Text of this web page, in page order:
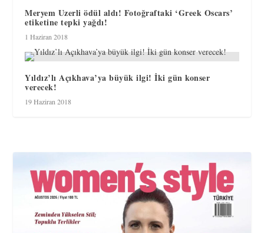
Meryem Uzerli ödül aldı! Fotoğraftaki ‘Greek Oscars’
etiketine tepki yağdı!
1 Haziran 2018
Yıldız’lı Açıkhava’ya büyük ilgi! İki gün konser
verecek!
19 Haziran 2018